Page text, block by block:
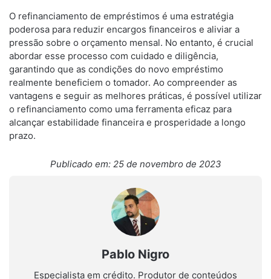
O refinanciamento de empréstimos é uma estratégia
poderosa para reduzir encargos financeiros e aliviar a
pressão sobre o orçamento mensal. No entanto, é crucial
abordar esse processo com cuidado e diligência,
garantindo que as condições do novo empréstimo
realmente beneficiem o tomador. Ao compreender as
vantagens e seguir as melhores práticas, é possível utilizar
o refinanciamento como uma ferramenta eficaz para
alcançar estabilidade financeira e prosperidade a longo
prazo.
Publicado em: 25 de novembro de 2023
Pablo Nigro
Especialista em crédito. Produtor de conteúdos